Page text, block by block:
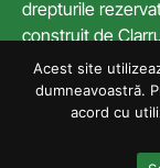
drepturile
construit de
Acest site
dumneavoastră.
acord cu